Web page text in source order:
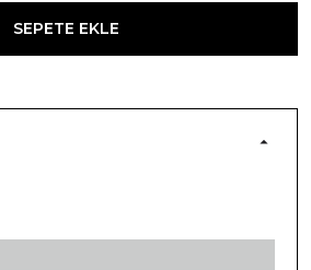
SEPETE EKLE